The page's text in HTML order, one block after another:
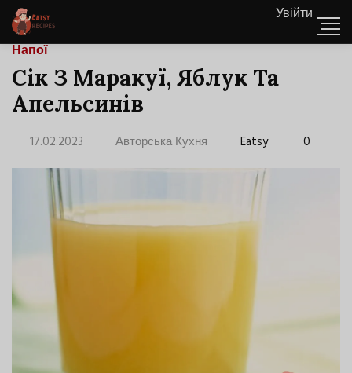
Увійти
Напої
Сік З Маракуї, Яблук Та
Апельсинів
17.02.2023 Авторська Кухня Eatsy 0